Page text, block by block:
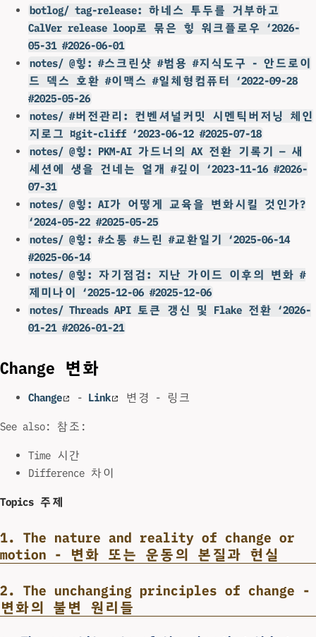
botlog/ tag-release: 하네스 투두를 거부하고
CalVer release loop로 묶은 힣 워크플로우 ‘2026-
05-31 #2026-06-01
notes/ @힣: #스크린샷 #범용 #지식도구 - 안드로이
드 덱스 호환 #이맥스 #일체형컴퓨터 ‘2022-09-28
#2025-05-26
notes/ #버전관리: 컨벤셔널커밋 시멘틱버저닝 체인
지로그 ¤git-cliff ‘2023-06-12 #2025-07-18
notes/ @힣: PKM-AI 가드너의 AX 전환 기록기 — 새
세션에 생을 건네는 얼개 #깊이 ‘2023-11-16 #2026-
07-31
notes/ @힣: AI가 어떻게 교육을 변화시킬 것인가?
‘2024-05-22 #2025-05-25
notes/ @힣: #소통 #느린 #교환일기 ‘2025-06-14
#2025-06-14
notes/ @힣: 자기점검: 지난 가이드 이후의 변화 #
제미나이 ‘2025-12-06 #2025-12-06
notes/ Threads API 토큰 갱신 및 Flake 전환 ‘2026-
01-21 #2026-01-21
Change 변화
Change - Link 변경 - 링크
See also: 참조:
Time 시간
Difference 차이
Topics 주제
1. The nature and reality of change or
motion - 변화 또는 운동의 본질과 현실
2. The unchanging principles of change -
변화의 불변 원리들